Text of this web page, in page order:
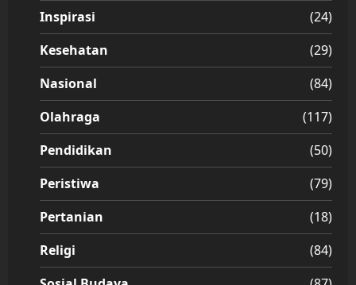
Inspirasi
(24)
Kesehatan
(29)
Nasional
(84)
Olahraga
(117)
Pendidikan
(50)
Peristiwa
(79)
Pertanian
(18)
Religi
(84)